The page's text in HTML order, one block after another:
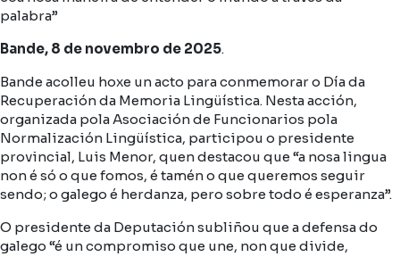
palabra”
Bande, 8 de novembro de 2025.
Bande acolleu hoxe un acto para conmemorar o Día da
Recuperación da Memoria Lingüística. Nesta acción,
organizada pola Asociación de Funcionarios pola
Normalización Lingüística, participou o presidente
provincial, Luis Menor, quen destacou que “a nosa lingua
non é só o que fomos, é tamén o que queremos seguir
sendo; o galego é herdanza, pero sobre todo é esperanza”.
O presidente da Deputación subliñou que a defensa do
galego “é un compromiso que une, non que divide,